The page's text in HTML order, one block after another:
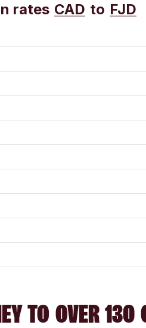
rates CAD to FJD
TO OVER 130